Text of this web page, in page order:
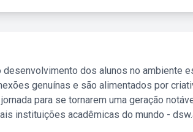
dos alunos no ambiente
genuínas e são alimentados por
para se tornarem uma geração
instituições acadêmicas do mundo -